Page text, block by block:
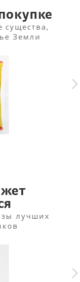
Земли
лучших